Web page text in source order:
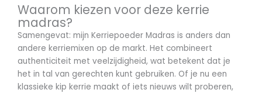
Waarom kiezen voor deze kerrie
madras?
Samengevat: mijn Kerriepoeder Madras is anders dan
andere kerriemixen op de markt. Het combineert
authenticiteit met veelzijdigheid, wat betekent dat je
het in tal van gerechten kunt gebruiken. Of je nu een
klassieke kip kerrie maakt of iets nieuws wilt proberen,